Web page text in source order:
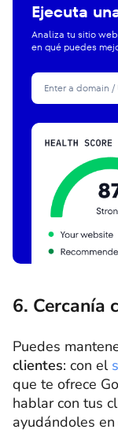
Ejecuta
Analiza tu sitio
en qué puedes
6. Cercanía
Puedes
clientes: con el
que te ofrece
hablar con tus
ayudándoles